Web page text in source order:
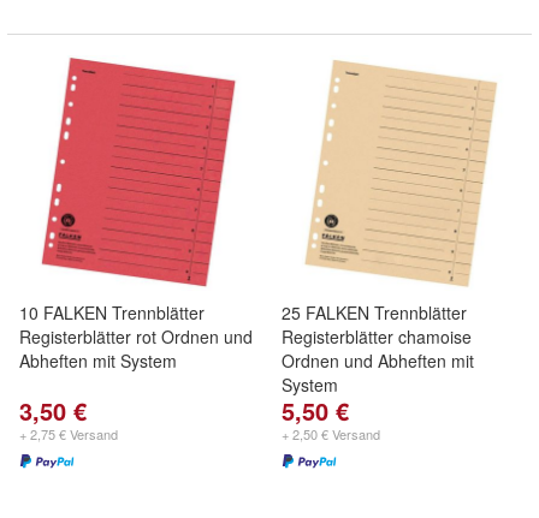
10 FALKEN Trennblätter
Registerblätter rot Ordnen und
Abheften mit System
3,50 €
+ 2,75 € Versand
25 FALKEN Trennblätter
Registerblätter chamoise
Ordnen und Abheften mit
System
5,50 €
+ 2,50 € Versand